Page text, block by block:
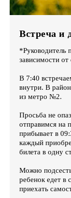
Встреча и
*Руководитель
зависимости
В 7:40
внутри. В
из метро №2.
Просьба не
отправимся на
прибывает в
каждый
билета в одну
Можно
ребенок едет в
приехать